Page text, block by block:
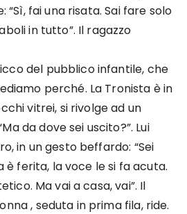
“Sì, fai una risata. Sai fare solo
in tutto”. Il ragazzo
del pubblico infantile, che
perché. La Tronista è in
vitrei, si rivolge ad un
da dove sei uscito?”. Lui
in un gesto beffardo: “Sei
è ferita, la voce le si fa acuta.
Ma vai a casa, vai”. Il
, seduta in prima fila, ride.